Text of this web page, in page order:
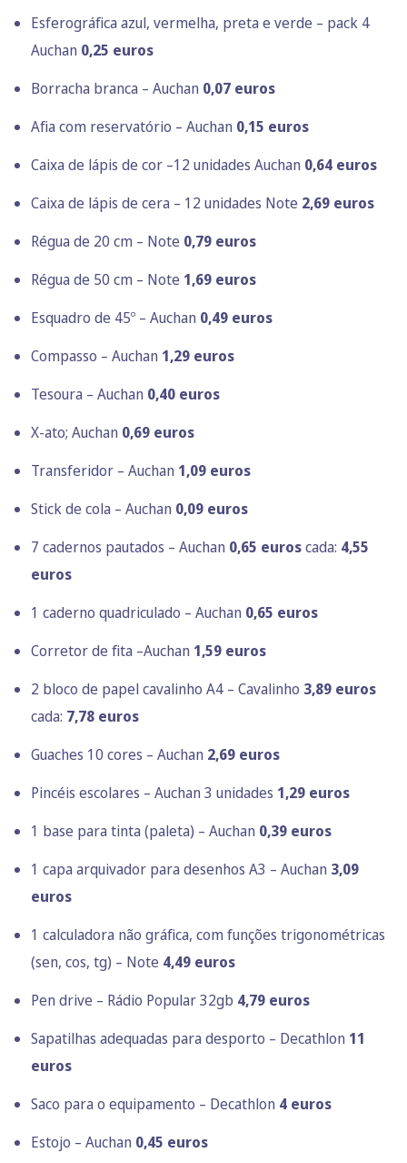
Esferográfica azul, vermelha, preta e verde – pack 4
Auchan 0,25 euros
Borracha branca – Auchan 0,07 euros
Afia com reservatório – Auchan 0,15 euros
Caixa de lápis de cor –12 unidades Auchan 0,64 euros
Caixa de lápis de cera – 12 unidades Note 2,69 euros
Régua de 20 cm – Note 0,79 euros
Régua de 50 cm – Note 1,69 euros
Esquadro de 45º – Auchan 0,49 euros
Compasso – Auchan 1,29 euros
Tesoura – Auchan 0,40 euros
X-ato; Auchan 0,69 euros
Transferidor – Auchan 1,09 euros
Stick de cola – Auchan 0,09 euros
7 cadernos pautados – Auchan 0,65 euroscada: 4,55
euros
1 caderno quadriculado – Auchan 0,65 euros
Corretor de fita –Auchan 1,59 euros
2 bloco de papel cavalinho A4 – Cavalinho 3,89 euros
cada: 7,78 euros
Guaches 10 cores – Auchan 2,69 euros
Pincéis escolares – Auchan 3 unidades 1,29 euros
1 base para tinta (paleta) – Auchan 0,39 euros
1 capa arquivador para desenhos A3 – Auchan 3,09
euros
1 calculadora não gráfica, com funções trigonométricas
(sen, cos, tg) – Note 4,49 euros
Pen drive – Rádio Popular 32gb 4,79 euros
Sapatilhas adequadas para desporto – Decathlon 11
euros
Saco para o equipamento – Decathlon 4 euros
Estojo – Auchan 0,45 euros